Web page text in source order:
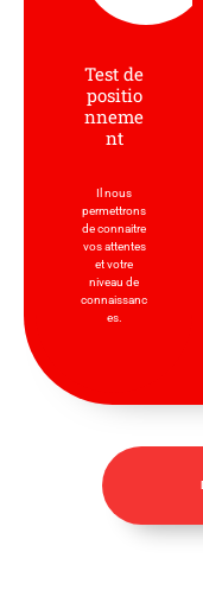
Test de
positio
nneme
nt
Il nous
permettrons
de connaitre
vos attentes
et votre
niveau de
connaissanc
es.